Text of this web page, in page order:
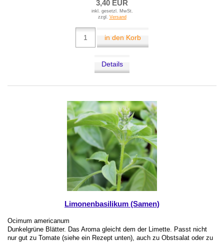
3,40 EUR
inkl. gesetzl. MwSt.
zzgl. Versand
in den Korb
Details
Limonenbasilikum (Samen)
Ocimum americanum
Dunkelgrüne Blätter. Das Aroma gleicht dem der Limette. Passt nicht
nur gut zu Tomate (siehe ein Rezept unten), auch zu Obstsalat oder zu